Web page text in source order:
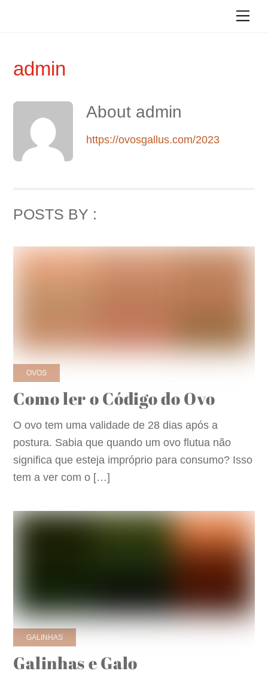
admin
About admin
https://ovosgallus.com/2023
POSTS BY :
Como ler o Código do Ovo
OVOS
O ovo tem uma validade de 28 dias após a
postura. Sabia que quando um ovo flutua não
significa que esteja impróprio para consumo? Isso
tem a ver com o […]
Galinhas e Galo
GALINHAS